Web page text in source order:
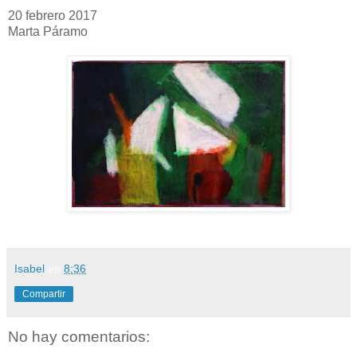
20 febrero 2017
Marta Páramo
Isabel 8:36
Compartir
No hay comentarios: